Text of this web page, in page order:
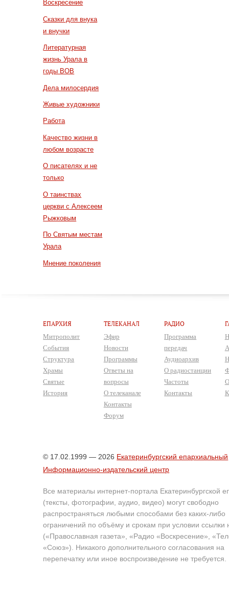
Воскресение
Сказки для внука
и внучки
Литературная
жизнь Урала в
годы ВОВ
Дела милосердия
Живые художники
Работа
Качество жизни в
любом возрасте
О писателях и не
только
О таинствах
церкви с Алексеем
Рыжковым
По Святым местам
Урала
Мнение поколения
ЕПАРХИЯ
Митрополит
События
Структура
Храмы
Святые
История
ТЕЛЕКАНАЛ
Эфир
Новости
Программы
Ответы на
вопросы
О телеканале
Контакты
Форум
РАДИО
Программа
передач
Аудиоархив
О радиостанции
Частоты
Контакты
© 17.02.1999 — 2026 Екатеринбургский епархиальный
Информационно-издательский центр
Все материалы интернет-портала Екатеринбургской
(тексты, фотографии, аудио, видео) могут свободно
распространяться любыми способами без каких-либо
ограничений по объёму и срокам при условии ссылки
(«Православная газета», «Радио «Воскресение»,
«Союз»). Никакого дополнительного согласования на
перепечатку или иное воспроизведение не требуется.